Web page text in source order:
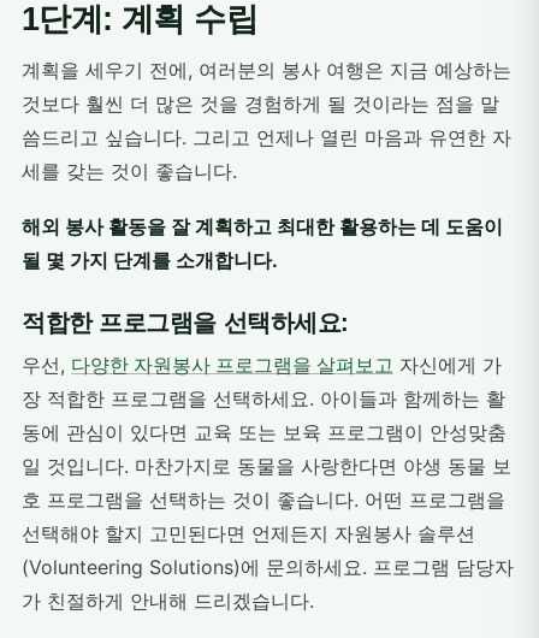
1단계: 계획 수립
계획을 세우기 전에, 여러분의 봉사 여행은 지금 예상하는
것보다 훨씬 더 많은 것을 경험하게 될 것이라는 점을 말
씀드리고 싶습니다. 그리고 언제나 열린 마음과 유연한 자
세를 갖는 것이 좋습니다.
해외 봉사 활동을 잘 계획하고 최대한 활용하는 데 도움이
될 몇 가지 단계를 소개합니다.
적합한 프로그램을 선택하세요:
우선, 다양한 자원봉사 프로그램을 살펴보고 자신에게 가
장 적합한 프로그램을 선택하세요. 아이들과 함께하는 활
동에 관심이 있다면 교육 또는 보육 프로그램이 안성맞춤
일 것입니다. 마찬가지로 동물을 사랑한다면 야생 동물 보
호 프로그램을 선택하는 것이 좋습니다. 어떤 프로그램을
선택해야 할지 고민된다면 언제든지 자원봉사 솔루션
(Volunteering Solutions)에 문의하세요. 프로그램 담당자
가 친절하게 안내해 드리겠습니다.